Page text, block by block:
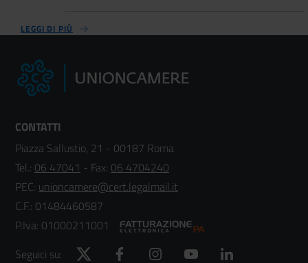
LEGGI DI PIÙ
CONTATTI
Piazza Sallustio, 21 - 00187 Roma
Tel.: 06 47041 - Fax: 06 4704240
PEC: unioncamere@cert.legalmail.it
C.F.: 01484460587
P.Iva: 01000211001
Seguici su:
Twitter Facebook Instagram YouTube